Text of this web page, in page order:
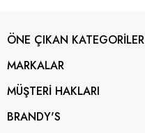
ÖNE ÇIKAN KATEGORİLER
MARKALAR
MÜŞTERİ HAKLARI
BRANDY'S